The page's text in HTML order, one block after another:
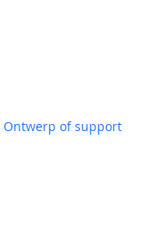
Ontwerp of support